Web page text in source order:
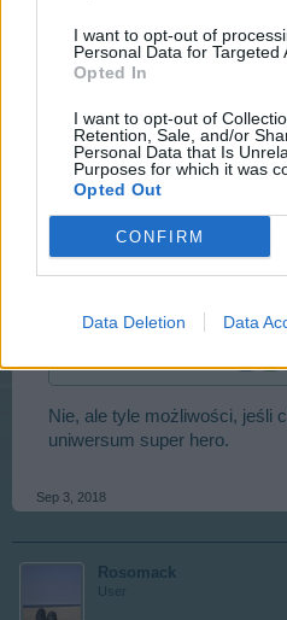
I want to opt-out of
Personal Data for Targeted
Opted In
I want to opt-out of
Retention, Sale, and/or
Personal Data that Is
Purposes for which it was
Opted Out
CONFIRM
Data Deletion Data
T.STARK
User
Rosomack said:↑
I się zgubiłem. Jakim
Chodzi o pseudo mojego
wyjaśni
Rosomack said:↑
Matko, tyle ksywek masz?
Nie, ale tyle możliwości, jeśli
uniwersum super hero.
Sep 3, 2018
Rosomack
User